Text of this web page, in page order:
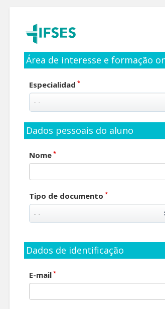
Área de interesse e formação
Especialidad *
Dados pessoais do aluno
Nome *
Tipo de documento *
Dados de identificação
E-mail *